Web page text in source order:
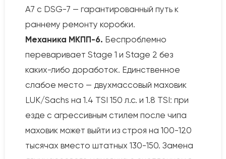
A7 с DSG-7 — гарантированный путь к
раннему ремонту коробки.
Механика МКПП-6. Беспроблемно
переваривает Stage 1 и Stage 2 без
каких-либо доработок. Единственное
слабое место — двухмассовый маховик
LUK/Sachs на 1.4 TSI 150 л.с. и 1.8 TSI: при
езде с агрессивным стилем после чипа
маховик может выйти из строя на 100-120
тысячах вместо штатных 130-150. Замена